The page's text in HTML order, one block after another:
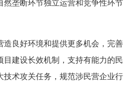
然垄断环节独立运营和竞争性环节
造良好环境和提供更多机会，完善
目建设长效机制，支持有能力的民
技术攻关任务，规范涉民营企业行